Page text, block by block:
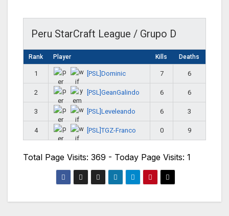
Peru StarCraft League / Grupo D
Rank Player Kills Deaths
1 [PSL]Dominic 7 6
2 [PSL]GeanGalindo 6 6
3 [PSL]Leveleando 6 3
4 [PSL]TGZ-Franco 0 9
Total Page Visits: 369 - Today Page Visits: 1